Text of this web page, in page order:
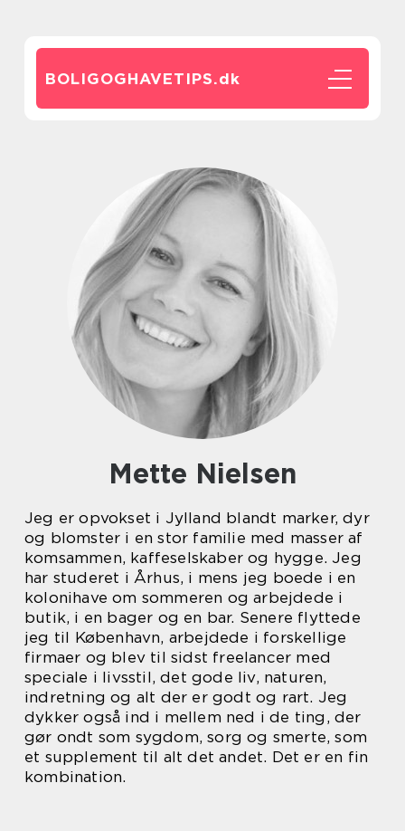
BOLIGOGHAVETIPS.dk
Mette Nielsen
Jeg er opvokset i Jylland blandt marker, dyr
og blomster i en stor familie med masser af
komsammen, kaffeselskaber og hygge. Jeg
har studeret i Århus, i mens jeg boede i en
kolonihave om sommeren og arbejdede i
butik, i en bager og en bar. Senere flyttede
jeg til København, arbejdede i forskellige
firmaer og blev til sidst freelancer med
speciale i livsstil, det gode liv, naturen,
indretning og alt der er godt og rart. Jeg
dykker også ind i mellem ned i de ting, der
gør ondt som sygdom, sorg og smerte, som
et supplement til alt det andet. Det er en fin
kombination.